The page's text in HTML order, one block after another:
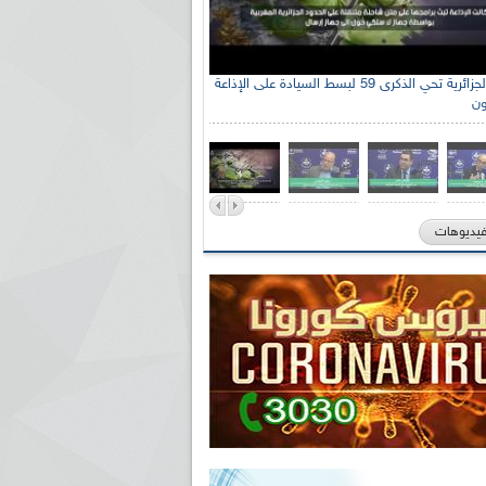
الإذاعة الجزائرية تحي الذكرى 59 لبسط السيادة على الإذاعة